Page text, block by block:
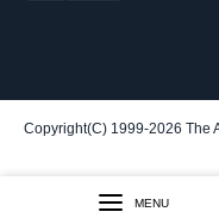
Copyright(C) 1999-2026 The
MENU